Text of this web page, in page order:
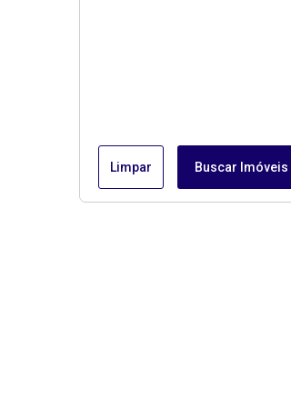
Limpar Buscar Imóveis